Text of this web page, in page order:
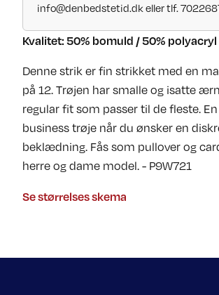
info@denbedstetid.dk eller tlf.
Kvalitet: 50% bomuld / 50% polyacryl
Denne strik er fin strikket med en
på 12. Trøjen har smalle og isatte
regular fit som passer til de fleste.
business trøje når du ønsker en
beklædning. Fås som pullover og
herre og dame model. - P9W721
Se størrelses skema